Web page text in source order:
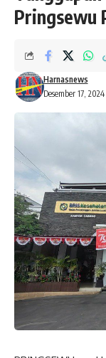
Pringsewu
Desember 17,
Harnasnews